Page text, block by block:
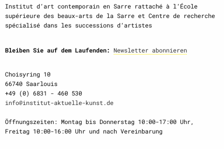
Institut d‘art contemporain en Sarre rattaché à l‘École
supérieure des beaux-arts de la Sarre et Centre de recherche
spécialisé dans les successions d‘artistes
Bleiben Sie auf dem Laufenden: Newsletter abonnieren
Choisyring 10
66740 Saarlouis
+49 (0) 6831 - 460 530
info@institut-aktuelle-kunst.de
Öffnungszeiten: Montag bis Donnerstag 10:00-17:00 Uhr,
Freitag 10:00-16:00 Uhr und nach Vereinbarung